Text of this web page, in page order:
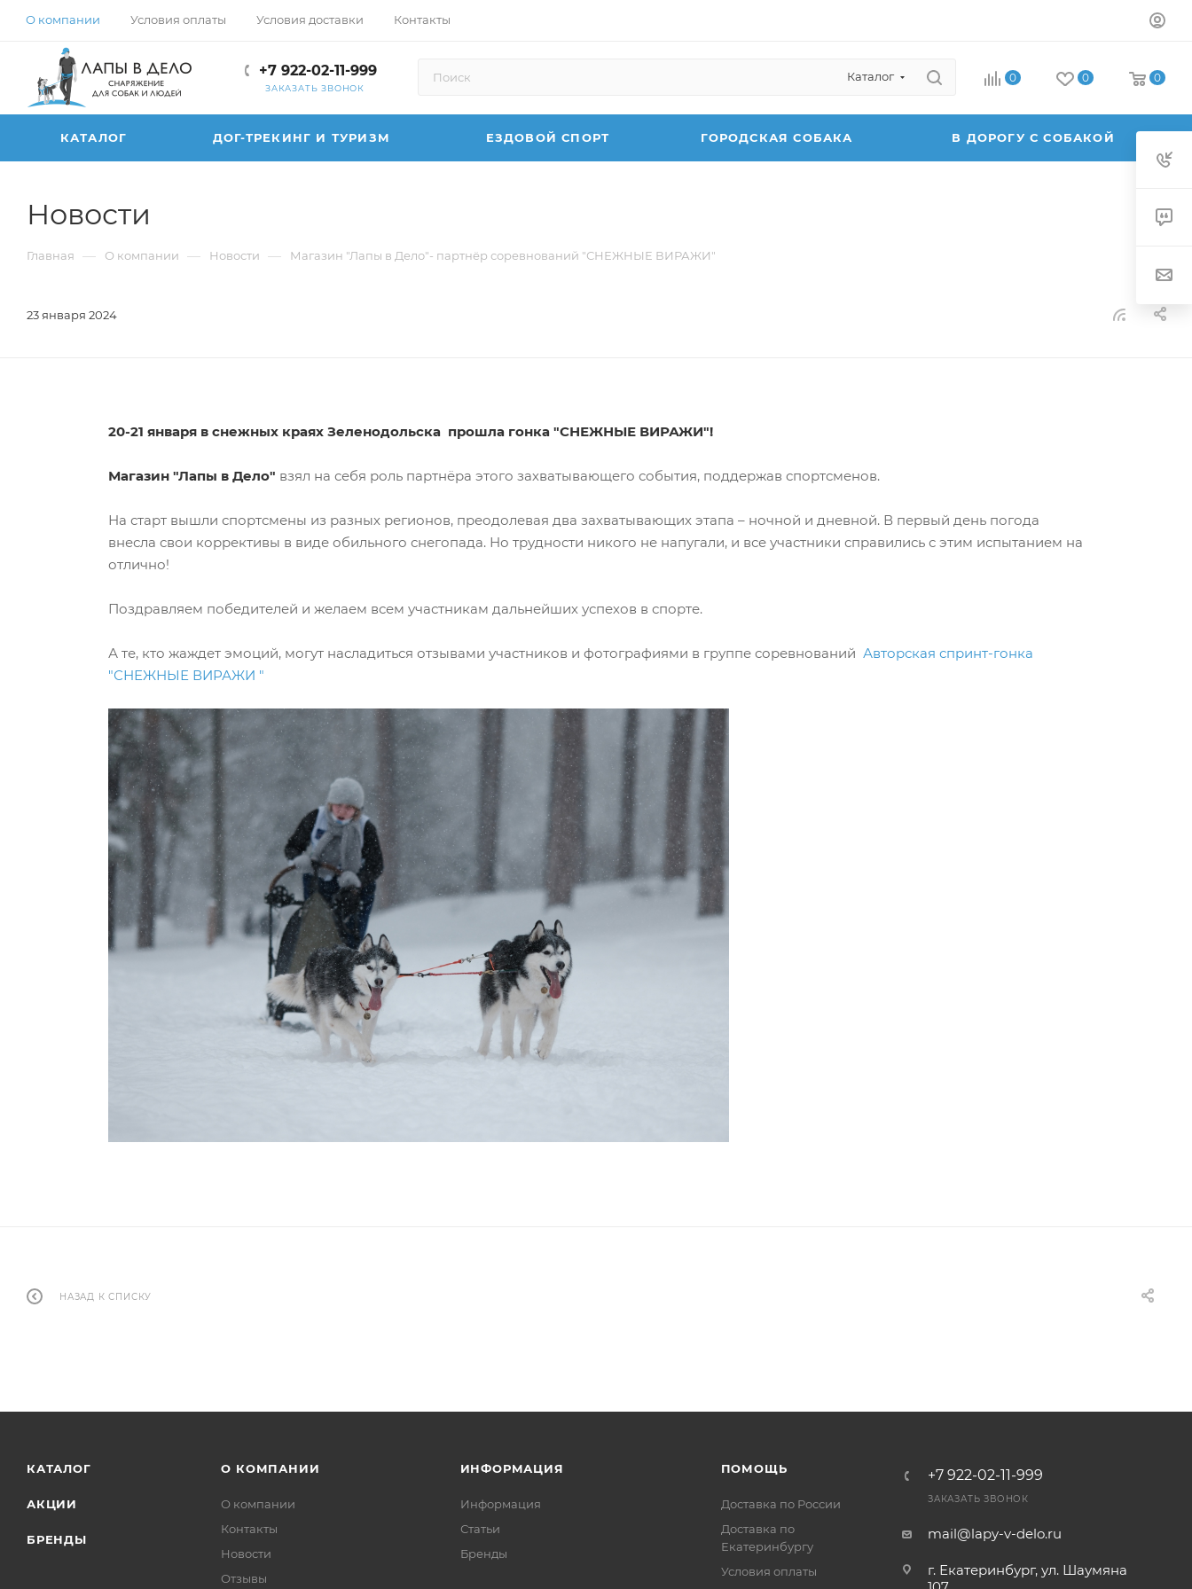
О компании Условия оплаты Условия доставки Контакты
+7 922-02-11-999
ЗАКАЗАТЬ ЗВОНОК
Каталог 0 0 0
КАТАЛОГ ДОГ-ТРЕКИНГ И ТУРИЗМ ЕЗДОВОЙ СПОРТ ГОРОДСКАЯ СОБАКА В ДОРОГУ С СОБАКОЙ
Новости
Главная — О компании — Новости — Магазин "Лапы в Дело"- партнёр соревнований "СНЕЖНЫЕ ВИРАЖИ"
23 января 2024
20-21 января в снежных краях Зеленодольска прошла гонка "СНЕЖНЫЕ ВИРАЖИ"!
Магазин "Лапы в Дело" взял на себя роль партнёра этого захватывающего события, поддержав спортсменов.
На старт вышли спортсмены из разных регионов, преодолевая два захватывающих этапа – ночной и дневной. В первый день погода
внесла свои коррективы в виде обильного снегопада. Но трудности никого не напугали, и все участники справились с этим испытанием на
отлично!
Поздравляем победителей и желаем всем участникам дальнейших успехов в спорте.
А те, кто жаждет эмоций, могут насладиться отзывами участников и фотографиями в группе соревнований Авторская спринт-гонка
"СНЕЖНЫЕ ВИРАЖИ "
НАЗАД К СПИСКУ
КАТАЛОГ
АКЦИИ
БРЕНДЫ
О КОМПАНИИ
О компании
Контакты
Новости
Отзывы
ИНФОРМАЦИЯ
Информация
Статьи
Бренды
ПОМОЩЬ
Доставка по России
Доставка по
Екатеринбургу
Условия оплаты
+7 922-02-11-999
ЗАКАЗАТЬ ЗВОНОК
mail@lapy-v-delo.ru
г. Екатеринбург, ул. Шаумяна